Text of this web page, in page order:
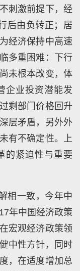
刺激前提下，经
后由负转正；居
经济保持中高速
多重困难：下行
未根本改变，体
企业投资潜能发
剩部门价格回升
层矛盾，另外外
有不确定性。上
的紧迫性与重要
相一致，今年中
年中国经济政策
宏观经济政策领
中性方针，同时
，在适度增加总